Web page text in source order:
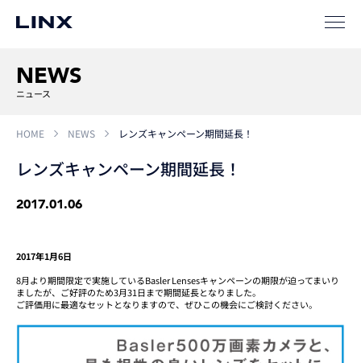
企業
NEWS
ニュース
HOME NEWS レンズキャンペーン期間延長！
レンズキャンペーン期間延長！
2017.01.06
2017年1月6日
8月より期間限定で実施しているBasler Lensesキャンペーンの期限が迫ってまいり
ましたが、ご好評のため3月31日まで期間延長となりました。
ご評価用に最適なセットとなりますので、ぜひこの機会にご検討ください。